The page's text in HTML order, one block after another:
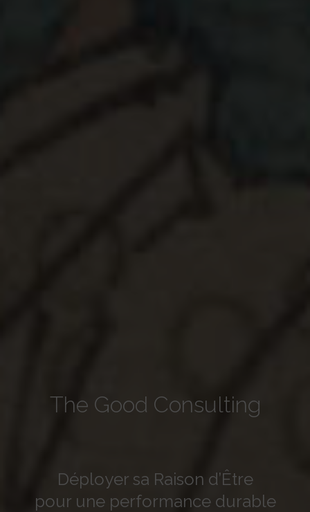
The Good Consulting
Déployer sa Raison d’Être
pour une performance durable